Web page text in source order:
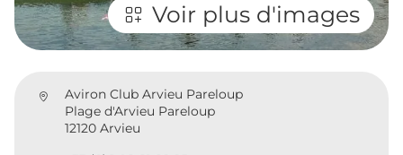
Voir plus d'images
Aviron Club Arvieu Pareloup
Plage d'Arvieu Pareloup
12120 Arvieu